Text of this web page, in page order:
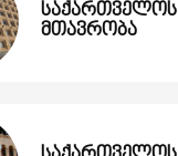
საქართველოს
მთავრობა